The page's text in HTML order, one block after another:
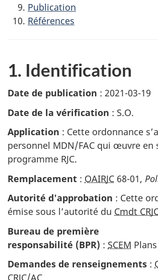
Publication
Références
1. Identification
Date de publication : 2021-03-19
Date de la vérification : S.O.
Application : Cette ordonnance
personnel MDN/FAC qui œuvre en
programme RJC.
Remplacement : OAIRJC 68-01,
Autorité d'approbation : Cette
émise sous l’autorité du Cmdt
Bureau de première
responsabilité (BPR) : SCEM Plans
Demandes de renseignements :
CRJC/AC